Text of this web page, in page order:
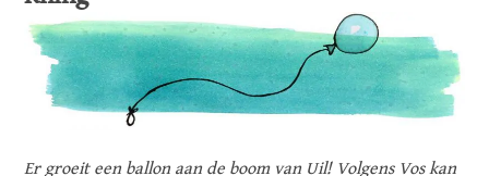
Er groeit een ballon aan de boom van Uil! Volgens Vos kan